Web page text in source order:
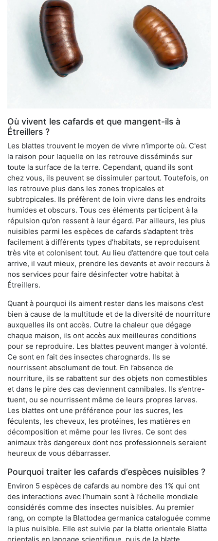
Où vivent les cafards et que mangent-ils à
Étreillers ?
Les blattes trouvent le moyen de vivre n’importe où. C'est
la raison pour laquelle on les retrouve disséminés sur
toute la surface de la terre. Cependant, quand ils sont
chez vous, ils peuvent se dissimuler partout. Toutefois, on
les retrouve plus dans les zones tropicales et
subtropicales. Ils préfèrent de loin vivre dans les endroits
humides et obscurs. Tous ces éléments participent à la
répulsion qu’on ressent à leur égard. Par ailleurs, les plus
nuisibles parmi les espèces de cafards s’adaptent très
facilement à différents types d’habitats, se reproduisent
très vite et colonisent tout. Au lieu d’attendre que tout cela
arrive, il vaut mieux, prendre les devants et avoir recours à
nos services pour faire désinfecter votre habitat à
Étreillers.
Quant à pourquoi ils aiment rester dans les maisons c’est
bien à cause de la multitude et de la diversité de nourriture
auxquelles ils ont accès. Outre la chaleur que dégage
chaque maison, ils ont accès aux meilleures conditions
pour se reproduire. Les blattes peuvent manger à volonté.
Ce sont en fait des insectes charognards. Ils se
nourrissent absolument de tout. En l’absence de
nourriture, ils se rabattent sur des objets non comestibles
et dans le pire des cas deviennent cannibales. Ils s’entre-
tuent, ou se nourrissent même de leurs propres larves.
Les blattes ont une préférence pour les sucres, les
féculents, les cheveux, les protéines, les matières en
décomposition et même pour les livres. Ce sont des
animaux très dangereux dont nos professionnels seraient
heureux de vous débarrasser.
Pourquoi traiter les cafards d’espèces nuisibles ?
Environ 5 espèces de cafards au nombre des 1% qui ont
des interactions avec l’humain sont à l’échelle mondiale
considérés comme des insectes nuisibles. Au premier
rang, on compte la Blattodea germanica cataloguée comme
la plus nuisible. Elle est suivie par la blatte orientale Blatta